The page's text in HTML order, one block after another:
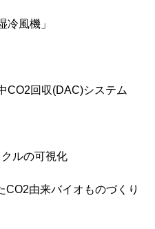
冷風機」
CO2回収(DAC)システム
ルの可視化
由来バイオものづくり